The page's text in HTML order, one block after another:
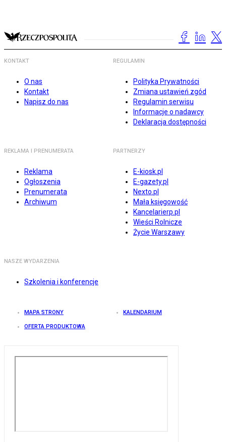
KONTAKT
O nas
Kontakt
Napisz do nas
REGULAMIN
Polityka Prywatności
Zmiana ustawień zgód
Regulamin serwisu
Informacje o nadawcy
Deklaracja dostępności
REKLAMA I PRENUMERATA
Reklama
Ogłoszenia
Prenumerata
Archiwum
PARTNERZY
E-kiosk.pl
E-gazety.pl
Nexto.pl
Mała księgowość
Kancelarierp.pl
Wieści Rolnicze
Życie Warszawy
NASZE WYDARZENIA
Szkolenia i konferencje
MAPA STRONY KALENDARIUM
OFERTA PRODUKTOWA